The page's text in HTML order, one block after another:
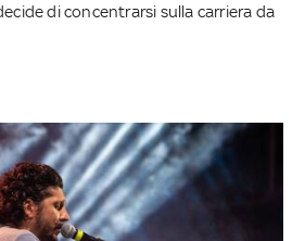
di concentrarsi sulla carriera da